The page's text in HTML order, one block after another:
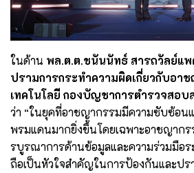
ในด้าน พล.ต.ต.ชนันนัทธ์ สารถวัลย์แ
ปรามการกระทำความผิดเกี่ยวกับอา
เทคโนโลยี กองบัญชาการตำรวจสอบ
ว่า “ในยุคที่อาชญากรรมมีความซับซ้อ
พรมแดนมากยิ่งขึ้นโดยเฉพาะอาชญากร
รบูรณาการด้านข้อมูลและความร่วมมือร
ถือเป็นหัวใจสำคัญในการป้องกันและปร